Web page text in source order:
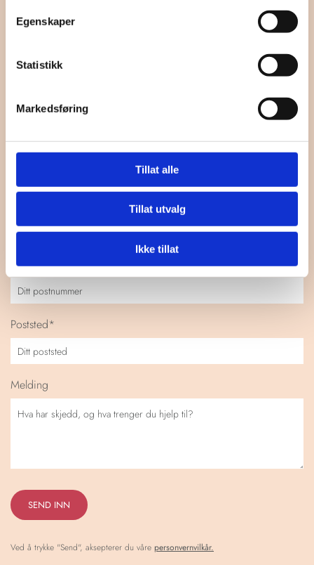
Egenskaper
Statistikk
Markedsføring
Tillat alle
Tillat utvalg
Ikke tillat
Send melding til våre advokater - få raskt
E-post*
Postnummer*
Poststed*
Melding
Ved å trykke "Send", aksepterer du våre personvernvilkår.